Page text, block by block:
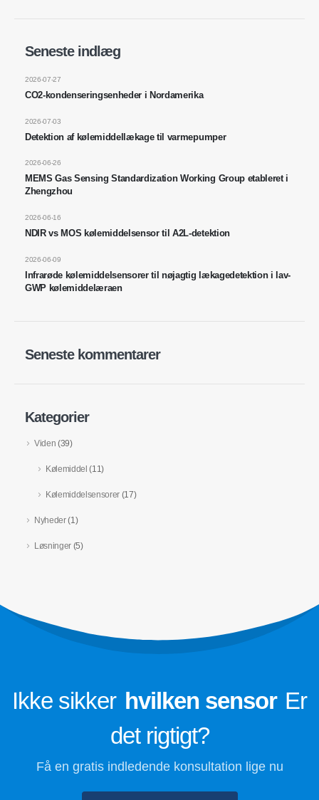
Seneste indlæg
CO2-kondenseringsenheder i Nordamerika
2026-07-27
Detektion af kølemiddellækage til varmepumper
2026-07-03
MEMS Gas Sensing Standardization Working Group etableret i
Zhengzhou
2026-06-26
NDIR vs MOS kølemiddelsensor til A2L-detektion
2026-06-16
Infrarøde kølemiddelsensorer til nøjagtig lækagedetektion i lav-
GWP kølemiddelæraen
2026-06-09
Seneste kommentarer
Kategorier
Viden (39)
Kølemiddel (11)
Kølemiddelsensorer (17)
Nyheder(1)
Løsninger(5)
Ikke sikker hvilken sensor Er
det rigtigt?
Få en gratis indledende konsultation lige nu
Kontakt os
:0086-371-67169097
E -mail:cece@winsensor.com
WeChat
R454B -sensor
R454B -sensor
Vores løsning
Detektion af kølemiddellækage til
datacenterkølingssystem
Industriel kølgasovervågning